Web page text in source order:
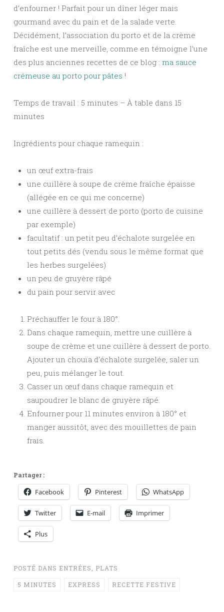
d’enfourner ! Parfait pour un dîner léger mais
gourmand avec du pain et de la salade verte.
Décidément, l’association du porto et de la crème
fraîche est une merveille, comme en témoigne l’une
des plus anciennes recettes de ce blog : ma sauce
crémeuse au porto pour pâtes !
Temps de travail : 5 minutes – À table dans 15
minutes
Ingrédients pour chaque ramequin :
un œuf extra-frais
une cuillère à soupe de crème fraîche épaisse
(allégée en ce qui me concerne)
une cuillère à dessert de porto (porto de cuisine
par exemple)
facultatif : un petit peu d’échalote surgelée en
tout petits dés (vendu sous le même format que
les herbes surgelées)
un peu de gruyère râpé
du pain pour servir avec
Préchauffer le four à 180°.
Dans chaque ramequin, mettre une cuillère à
soupe de crème et une cuillère à dessert de porto.
Ajouter un chouïa d’échalote surgelée, saler un
peu, puis mélanger le tout.
Casser un œuf dans chaque ramequin et
saupoudrer le blanc de gruyère râpé.
Enfourner pour 11 minutes environ à 180° et
manger aussitôt, avec des mouillettes de pain
frais.
Partager :
Facebook Pinterest WhatsApp
Twitter E-mail Imprimer
Plus
POSTÉ DANS ENTRÉES PLATS
5 MINUTES EXPRESS RECETTE FESTIVE